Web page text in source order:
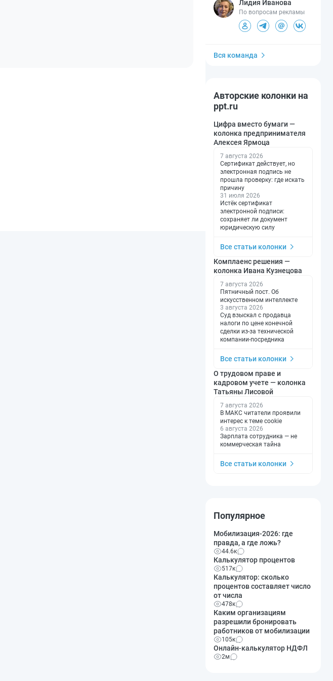
Лидия Иванова
По вопросам рекламы
Вся команда
Авторские колонки на
ppt.ru
Цифра вместо бумаги —
колонка предпринимателя
Алексея Ярмоца
7 августа 2026
Сертификат действует, но
электронная подпись не
прошла проверку: где искать
причину
31 июля 2026
Истёк сертификат
электронной подписи:
сохраняет ли документ
юридическую силу
Все статьи колонки
Комплаенс решения —
колонка Ивана Кузнецова
7 августа 2026
Пятничный пост. Об
искусственном интеллекте
3 августа 2026
Суд взыскал с продавца
налоги по цене конечной
сделки из-за технической
компании-посредника
Все статьи колонки
О трудовом праве и
кадровом учете — колонка
Татьяны Лисовой
7 августа 2026
В МАКС читатели проявили
интерес к теме cookie
6 августа 2026
Зарплата сотрудника — не
коммерческая тайна
Все статьи колонки
Популярное
Мобилизация-2026: где
правда, а где ложь?
44.6к
Калькулятор процентов
517к
Калькулятор: сколько
процентов составляет число
от числа
478к
Каким организациям
разрешили бронировать
работников от мобилизации
105к
Онлайн-калькулятор НДФЛ
2м